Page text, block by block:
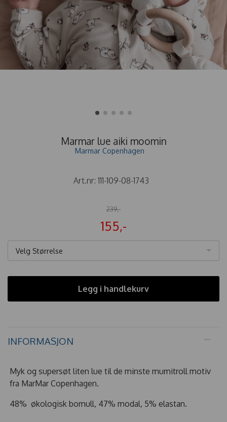
Marmar lue aiki moomin
Marmar Copenhagen
Art.nr: 111-109-08-1743
239,-
155,-
Velg Størrelse
Legg i handlekurv
INFORMASJON
Myk og supersøt liten lue til de minste mumitroll motiv
fra MarMar Copenhagen.
48% økologisk bomull, 47% modal, 5% elastan.